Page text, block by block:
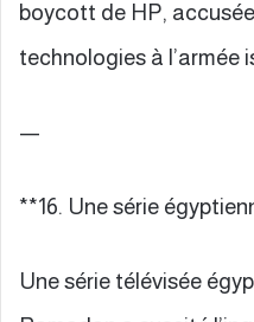
boycott de HP,
technologies à l’armée
—
**16. Une série
Une série télévisée